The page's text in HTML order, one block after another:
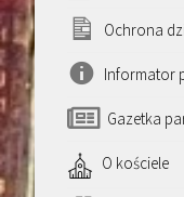
Ochrona
Informator
Gazetka
O kościele